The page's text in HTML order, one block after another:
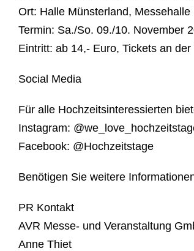
Ort: Halle Münsterland, Messehalle
Termin: Sa./So. 09./10. November
Eintritt: ab 14,- Euro, Tickets an
Social Media
Für alle Hochzeitsinteressierten
Instagram:
Facebook: @Hochzeitstage
Benötigen Sie weitere
PR Kontakt
AVR Messe- und Veranstaltung
Anne Thiet